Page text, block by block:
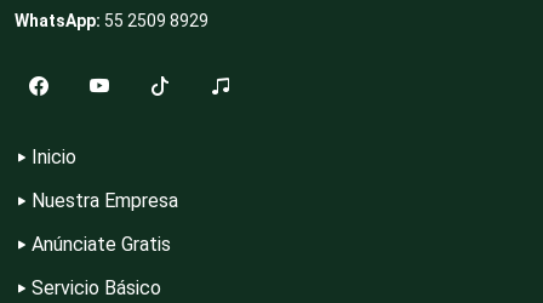
Cocinas Integrales
Compresores de aire
Computadoras
WhatsApp: 55 2509 8929
Inicio
Nuestra Empresa
Anúnciate Gratis
Servicio Básico